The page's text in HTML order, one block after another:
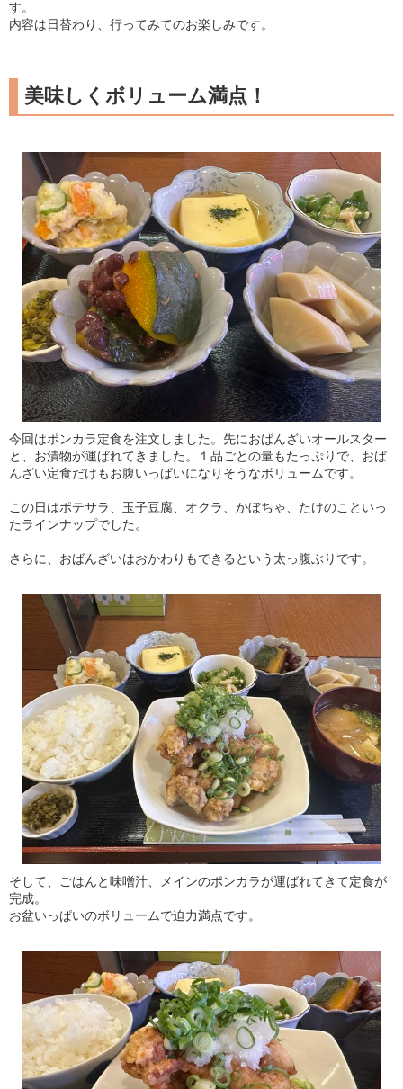
す。
内容は日替わり、行ってみてのお楽しみです。
美味しくボリューム満点！
今回はポンカラ定食を注文しました。先におばんざいオールスター
と、お漬物が運ばれてきました。１品ごとの量もたっぷりで、おば
んざい定食だけもお腹いっぱいになりそうなボリュームです。
この日はポテサラ、玉子豆腐、オクラ、かぼちゃ、たけのこといっ
たラインナップでした。
さらに、おばんざいはおかわりもできるという太っ腹ぶりです。
そして、ごはんと味噌汁、メインのポンカラが運ばれてきて定食が
完成。
お盆いっぱいのボリュームで迫力満点です。